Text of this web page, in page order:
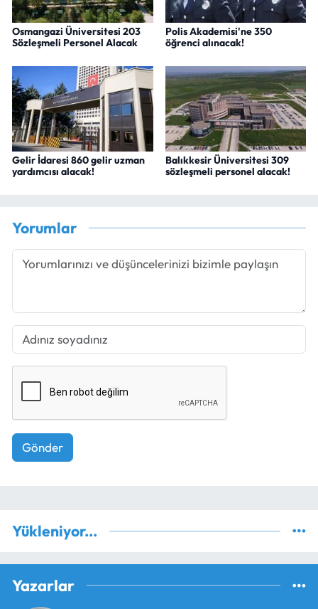
Osmangazi Üniversitesi 203
Sözleşmeli Personel Alacak
Polis Akademisi'ne 350
öğrenci alınacak!
Gelir İdaresi 860 gelir uzman
yardımcısı alacak!
Balıkkesir Üniversitesi 309
sözleşmeli personel alacak!
Yorumlar
Gönder
Yükleniyor...
Yazarlar